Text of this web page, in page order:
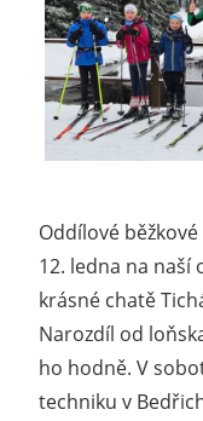
Oddílové
12. ledna na naší
krásné chatě
Narozdíl od
ho hodně. V
techniku v